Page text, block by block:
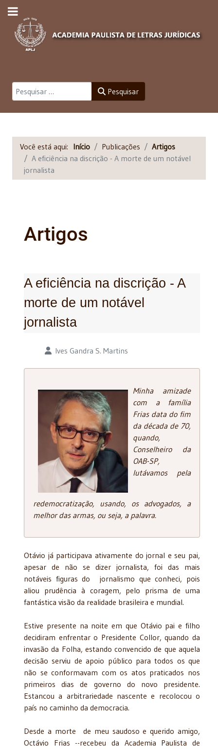
Pesquisar Pesquisar
Você está aqui: Início Publicações
Artigos
A eficiência na discrição - A morte de um notável
jornalista
Artigos
A eficiência na discrição - A
morte de um notável
jornalista
Detalhes Ives Gandra S. Martins
Minha amizade
com a família
Frias data do fim
da década de 70,
quando,
Conselheiro da
OAB-SP,
lutávamos pela
redemocratização, usando, os advogados, a
melhor das armas, ou seja, a palavra.
Otávio já participava ativamente do jornal e seu pai,
apesar de não se dizer jornalista, foi das mais
notáveis figuras do jornalismo que conheci, pois
aliou prudência à coragem, pelo prisma de uma
fantástica visão da realidade brasileira e mundial.
Estive presente na noite em que Otávio pai e filho
decidiram enfrentar o Presidente Collor, quando da
invasão da Folha, estando convencido de que aquela
decisão serviu de apoio público para todos os que
não se conformavam com os atos praticados nos
primeiros dias de governo do novo presidente.
Estancou a arbitrariedade nascente e recolocou o
país no caminho da democracia.
Desde a morte de meu saudoso e querido amigo,
Octávio Frias --recebeu da Academia Paulista de